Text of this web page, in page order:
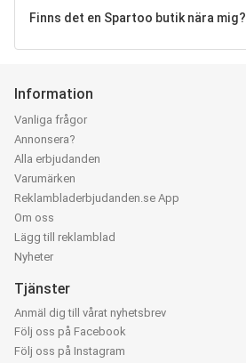
Finns det en Spartoo butik nära mig?
Information
Vanliga frågor
Annonsera?
Alla erbjudanden
Varumärken
Reklambladerbjudanden.se App
Om oss
Lägg till reklamblad
Nyheter
Tjänster
Anmäl dig till vårat nyhetsbrev
Följ oss på Facebook
Följ oss på Instagram